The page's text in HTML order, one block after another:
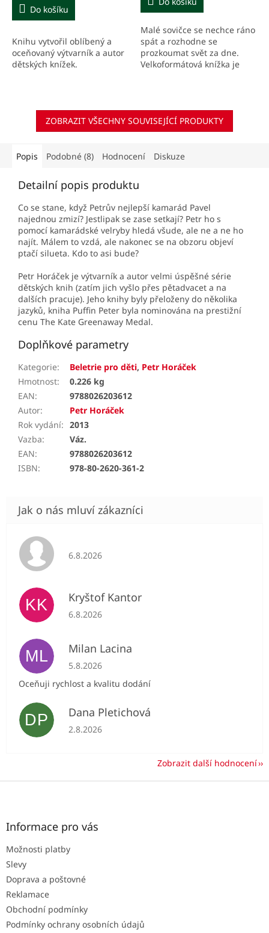
Do košíku
Knihu vytvořil oblíbený a
oceňovaný výtvarník a autor
dětských knížek.
Malé sovičce se nechce ráno
spát a rozhodne se
prozkoumat svět za dne.
Velkoformátová knížka je
ZOBRAZIT VŠECHNY SOUVISEJÍCÍ PRODUKTY
Popis Podobné (8) Hodnocení Diskuze
Detailní popis produktu
Co se stane, když Petrův nejlepší kamarád Pavel
najednou zmizí? Jestlipak se zase setkají? Petr ho s
pomocí kamarádské velryby hledá všude, ale ne a ne ho
najít. Málem to vzdá, ale nakonec se na obzoru objeví
ptačí silueta. Kdo to asi bude?
Petr Horáček je výtvarník a autor velmi úspěšné série
dětských knih (zatím jich vyšlo přes pětadvacet a na
dalších pracuje). Jeho knihy byly přeloženy do několika
jazyků, kniha Puffin Peter byla nominována na prestižní
cenu The Kate Greenaway Medal.
Doplňkové parametry
Kategorie: Beletrie pro děti, Petr Horáček
Hmotnost:
0.226 kg
EAN:
9788026203612
Autor:
Petr Horáček
Rok vydání: 2013
Vazba:
Váz.
EAN:
9788026203612
ISBN: 978-80-2620-361-2
Hodnocení obchodu je 5 z 5 hvězdiček.
6.8.2026
KK Kryštof Kantor
Hodnocení obchodu je 5 z 5 hvězdiček.
6.8.2026
ML Milan Lacina
Hodnocení obchodu je 5 z 5 hvězdiček.
5.8.2026
Oceňuji rychlost a kvalitu dodání
DP Dana Pletichová
Hodnocení obchodu je 5 z 5 hvězdiček.
2.8.2026
Zobrazit další hodnocení
Z
Informace pro vás
Možnosti platby
Slevy
Doprava a poštovné
Reklamace
Obchodní podmínky
Podmínky ochrany osobních údajů